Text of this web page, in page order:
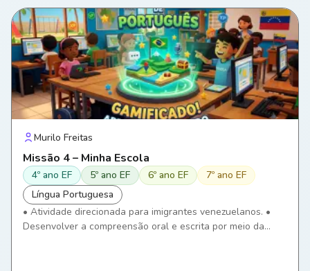
Murilo Freitas
Missão 4 – Minha Escola
4º ano EF 5º ano EF 6º ano EF
7º ano EF
Língua Portuguesa
• Atividade direcionada para imigrantes venezuelanos. •
Desenvolver a compreensão oral e escrita por meio da